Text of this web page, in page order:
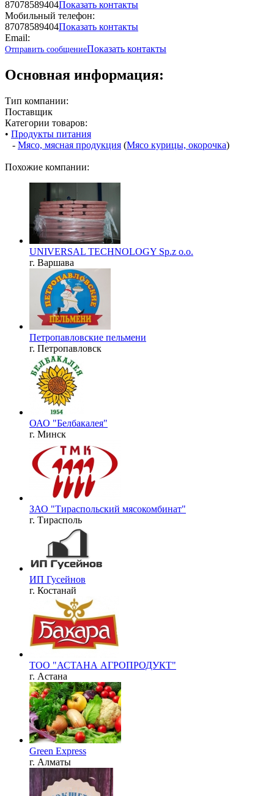
87078589404Показать контакты
Мобильный телефон:
87078589404Показать контакты
Email:
Отправить сообщениеПоказать контакты
Основная информация:
Тип компании:
Поставщик
Категории товаров:
• Продукты питания
- Мясо, мясная продукция (Мясо курицы, окорочка)
Похожие компании:
UNIVERSAL TECHNOLOGY Sp.z o.o.
г. Варшава
Петропавловские пельмени
г. Петропавловск
ОАО "Белбакалея"
г. Минск
ЗАО "Тираспольский мясокомбинат"
г. Тирасполь
ИП Гусейнов
г. Костанай
ТОО "АСТАНА АГРОПРОДУКТ"
г. Астана
Green Express
г. Алматы